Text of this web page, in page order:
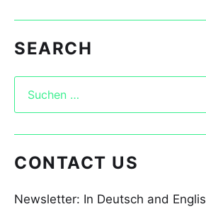
SEARCH
CONTACT US
Newsletter: In Deutsch and